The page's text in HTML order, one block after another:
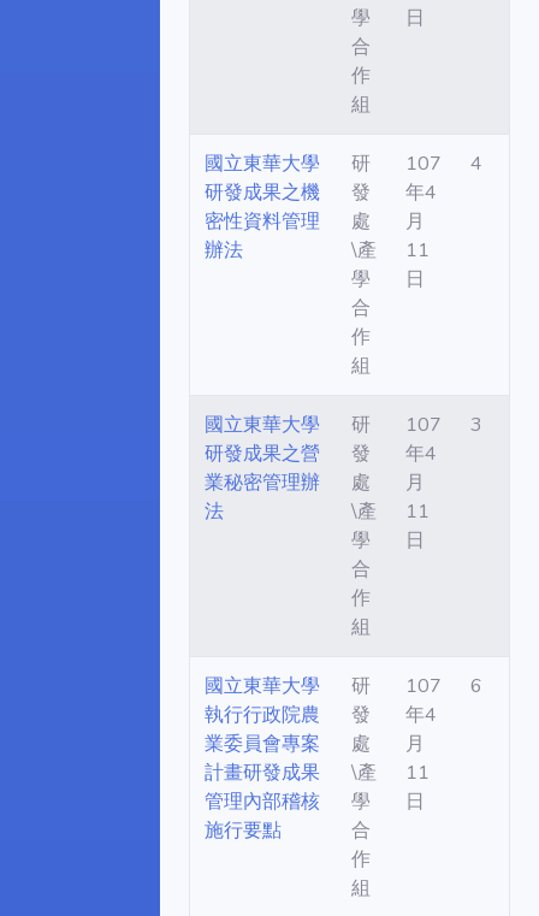
學
合
作
組
日
國立東華大學
研發成果之機
密性資料管理
辦法
研
發
處
\產
學
合
作
組
107
年4
月
11
日
4
國立東華大學
研發成果之營
業秘密管理辦
法
研
發
處
\產
學
合
作
組
107
年4
月
11
日
3
國立東華大學
執行行政院農
業委員會專案
計畫研發成果
管理內部稽核
施行要點
研
發
處
\產
學
合
作
組
107
年4
月
11
日
6